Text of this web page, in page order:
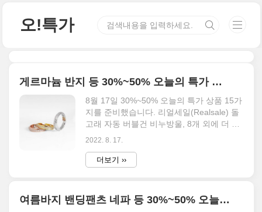
오!특가
게르마늄 반지 등 30%~50% 오늘의 특가 상품 15가지 8월 17일
8월 17일 30%~50% 오늘의 특가 상품 15가
지를 준비했습니다. 리얼세일(Realsale) 돌
고래 자동 버블건 비누방울, 8개 외에 더 다
양한 할인 제품들을 만나보세요. 이 글에서
100% 코튼 솔리드 반소매 티셔츠 남성 인
과 o 넥 기본 티셔츠 남성 클래식 탑스 등
있으며, 50% 이상 할인 중인 특가 제품들도
따로 준비되어 있으니 5090 카테고리에서
2022. 8. 17.
더보기 ››
여름바지 밴딩팬츠 네파 등 30%~50% 오늘의 특가 상품 18가지